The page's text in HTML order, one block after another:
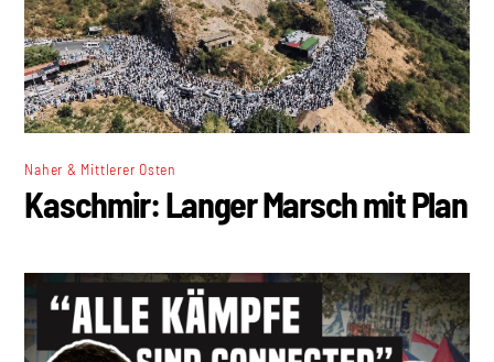
Naher & Mittlerer Osten
Kaschmir: Langer Marsch mit Plan